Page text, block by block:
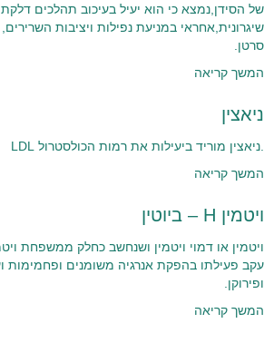
של הסידן,נמצא כי הוא יעיל בעיכוב תהלכים
שיגרונית,אחראי במניעת נפילות ויציבות
סרטן.
המשך קריאה
ניאצין
.ניאצין מוריד ביעילות את רמות הכולסטרול LDL
המשך קריאה
ויטמין H – ביוטין
עקב פעילתו בהפקת אנרגיה משומנים ופחמימות
ופירוקן.
המשך קריאה